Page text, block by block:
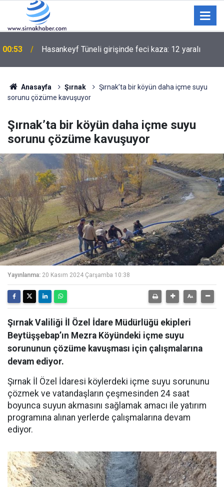
00:05
Şırnak'ta Yürekleri Ağza Getiren An: Küçük Kız
Aracın Önüne Fırladı
Anasayfa Şırnak
Şırnak’ta bir köyün daha içme suyu
sorunu çözüme kavuşuyor
Şırnak’ta bir köyün daha içme suyu
sorunu çözüme kavuşuyor
Yayınlanma: 20 Kasım 2024 Çarşamba 10:38
Şırnak Valiliği İl Özel İdare Müdürlüğü ekipleri
Beytüşşebap’ın Mezra Köyündeki içme suyu
sorununun çözüme kavuşması için çalışmalarına
devam ediyor.
Şırnak İl Özel İdaresi köylerdeki içme suyu sorununu
çözmek ve vatandaşların çeşmesinden 24 saat
boyunca suyun akmasını sağlamak amacı ile yatırım
programına alınan yerlerde çalışmalarına devam
ediyor.